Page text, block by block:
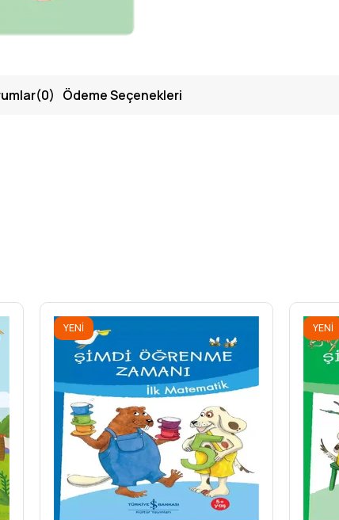
(0) Ödeme Seçenekleri
YENI
ÜRÜN
YENI
ÜRÜN